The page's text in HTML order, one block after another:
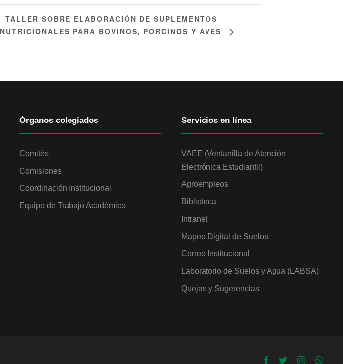
TALLER SOBRE ELABORACIÓN DE SUPLEMENTOS
NUTRICIONALES PARA BOVINOS, PORCINOS Y AVES
Órganos colegiados
Comités
Comisiones
Coordinación Institucional
Equipo de Trabajo Académico
Servicios en línea
VAEE (Ventanilla de Atención
Electrónica Estudiantil)
Agroempleos
Biblioteca
Intranet
Mapeo Digital de Suelos
Correo Institucional
Laboratorio de Suelos y Agua (LABSA)
Quejas y Sugerencias